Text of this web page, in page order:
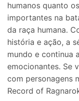
humanos quanto
importantes na
da raça humana.
história e ação, a
mundo e continua
emocionantes. Se
com personagens
Record of